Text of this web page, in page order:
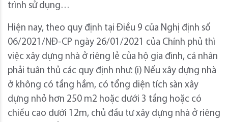
trình sử dụng…
Hiện nay, theo quy định tại Điều 9 của Nghị định số
06/2021/NĐ-CP ngày 26/01/2021 của Chính phủ thì
việc xây dựng nhà ở riêng lẻ của hộ gia đình, cá nhân
phải tuân thủ các quy định như: (i) Nếu xây dựng nhà
ở không có tầng hầm, có tổng diện tích sàn xây
dựng nhỏ hơn 250 m2 hoặc dưới 3 tầng hoặc có
chiều cao dưới 12m, chủ đầu tư xây dựng nhà ở riêng